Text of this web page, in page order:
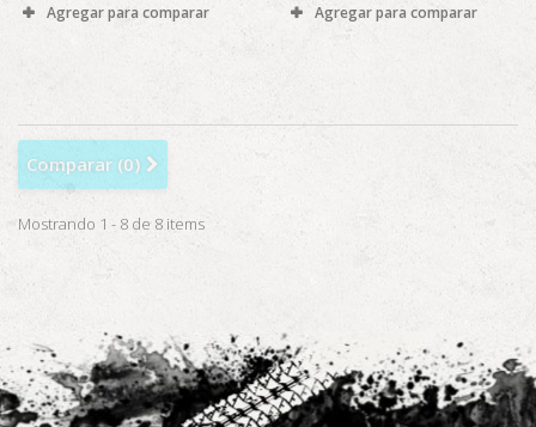
Agregar para comparar
Agregar para comparar
Comparar (0)
Mostrando 1 - 8 de 8 items